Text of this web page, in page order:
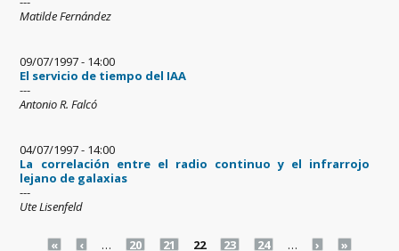
Matilde Fernández
09/07/1997 - 14:00
El servicio de tiempo del IAA
---
Antonio R. Falcó
04/07/1997 - 14:00
La correlación entre el radio continuo y el infrarrojo
lejano de galaxias
---
Ute Lisenfeld
« ‹ … 20 21 22 23 24 … › »